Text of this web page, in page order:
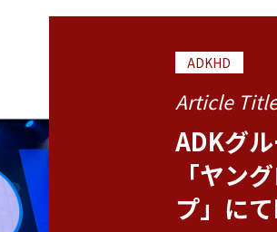
ADKHD
Article
ADKグ
「ヤン
プ」に